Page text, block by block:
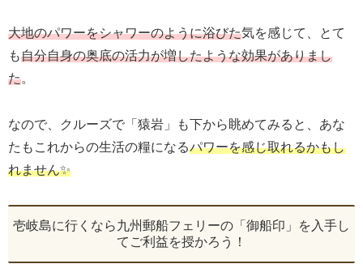
大地のパワーをシャワーのように浴びた気を感じて、とて
も自分自身の奥底の活力が増したような効果がありまし
た。
なので、クルーズで「猿岩」も下から眺めてみると、あな
たもこれからの生活の糧になるパワーを感じ取れるかもし
れません✨
壱岐島に行くなら九州郵船フェリーの「御船印」を入手し
てご利益を授かろう！